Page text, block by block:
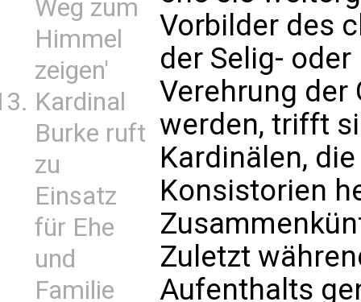
Weg zum
Himmel
zeigen'
Kardinal
Burke ruft
zu
Einsatz
für Ehe
und
Familie
Vorbilder des
der Selig-
Verehrung der
werden, trifft
Kardinälen,
Konsistorien
Zuletzt
Aufenthalts